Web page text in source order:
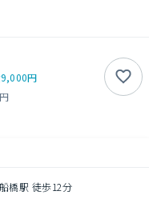
9,000円
橋駅 徒歩12分